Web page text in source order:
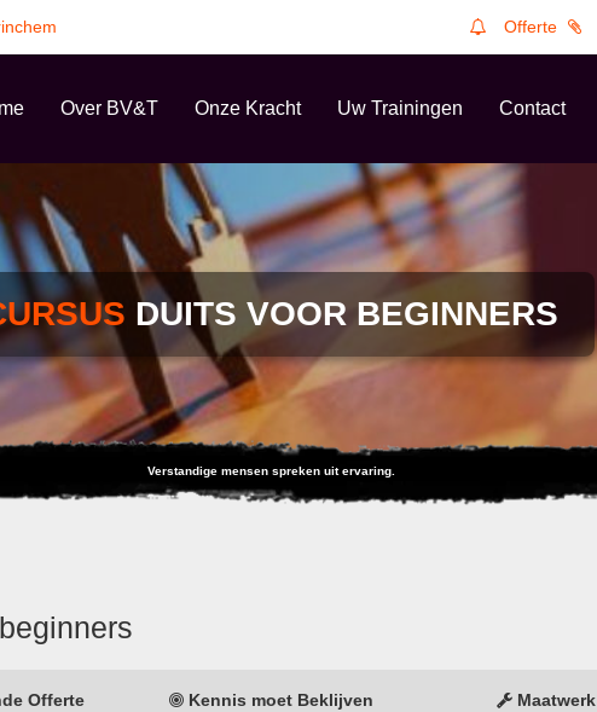
Offerte
Over BV&T Onze Kracht Uw Trainingen Contact
DUITS VOOR BEGINNERS
Verstandige mensen spreken uit ervaring.
Offerte Kennis moet Beklijven Maatwerk